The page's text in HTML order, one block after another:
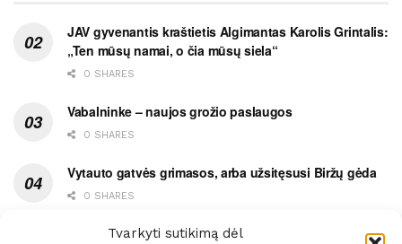
Tvarkyti sutikimą dėl
JAV gyvenantis kraštietis Algimantas Karolis Grintalis:
„Ten mūsų namai, o čia mūsų siela“
0 SHARES
Vabalninke – naujos grožio paslaugos
0 SHARES
Vytauto gatvės grimasos, arba užsitęsusi Biržų gėda
0 SHARES
Pietų metas pažymėtas avarija